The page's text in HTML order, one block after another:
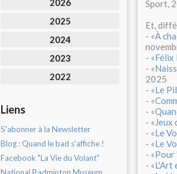
2026
2025
2024
2023
2022
Liens
S'abonner à la Newsletter
Blog : Quand le bad s'affiche !
Facebook "La Vie du Volant"
Sport,
Et,
- «À
- «Félix
- «
2025
- «Le
- «
- «
- «Jeux
- «Le
- «Le
- «Pour
- «L'Art